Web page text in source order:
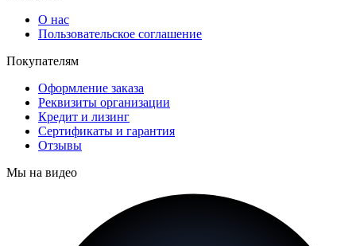
О нас
Пользовательское соглашение
Покупателям
Оформление заказа
Реквизиты организации
Кредит и лизинг
Сертификаты и гарантия
Отзывы
Мы на видео